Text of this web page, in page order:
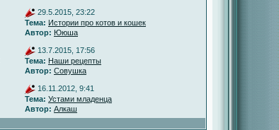
29.5.2015, 23:22
Тема: Истории про котов и кошек
Автор: Ююша
13.7.2015, 17:56
Тема: Наши рецепты
Автор: Совушка
16.11.2012, 9:41
Тема: Устами младенца
Автор: Алкаш